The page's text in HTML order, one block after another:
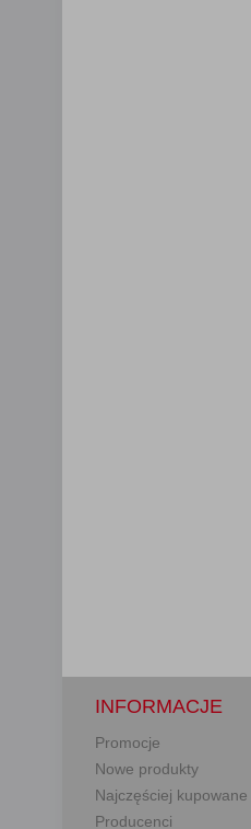
INFORMACJE
Promocje
Nowe produkty
Najczęściej kupowane
Producenci